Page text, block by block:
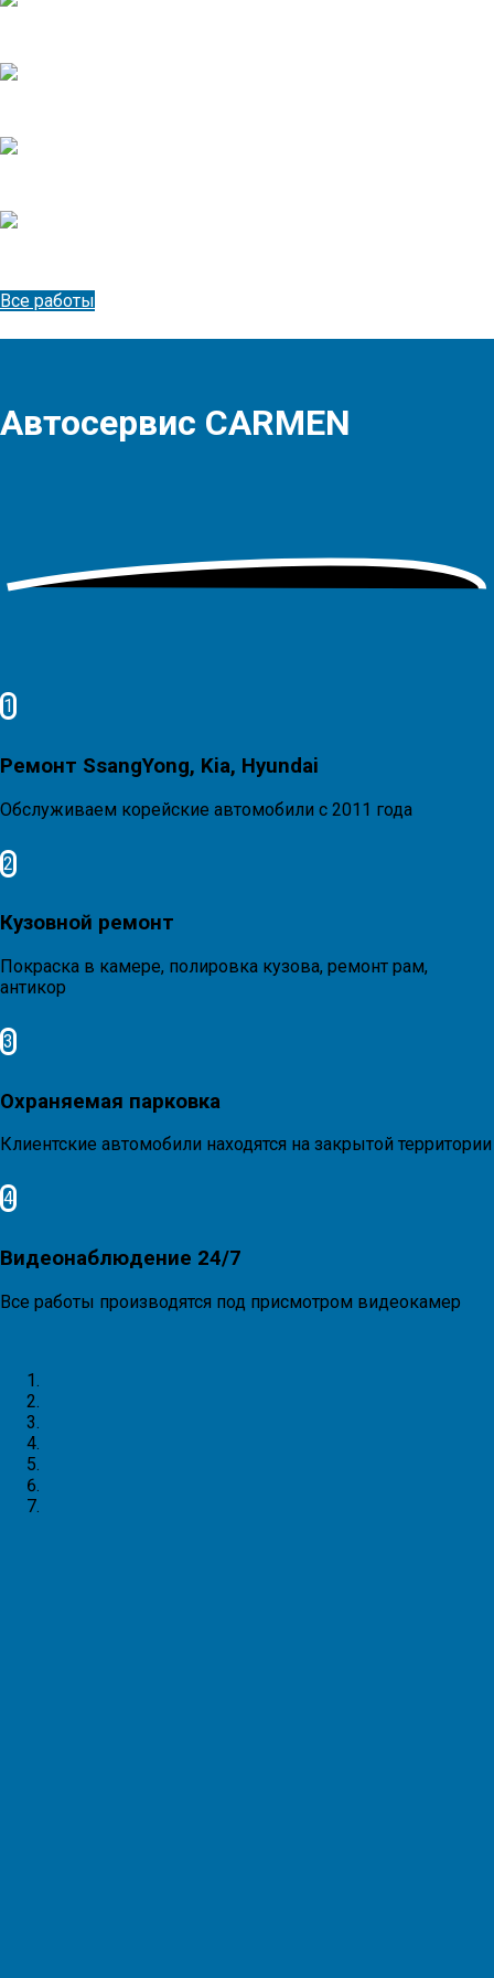
Все работы
Автосервис CARMEN
1
Ремонт SsangYong, Kia, Hyundai
Обслуживаем корейские автомобили с 2011 года
2
Кузовной ремонт
Покраска в камере, полировка кузова, ремонт рам,
антикор
3
Охраняемая парковка
Клиентские автомобили находятся на закрытой территории
4
Видеонаблюдение 24/7
Все работы производятся под присмотром видеокамер